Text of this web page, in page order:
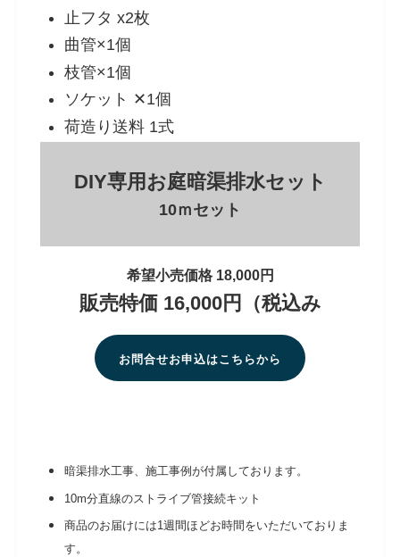
止フタ x2枚
曲管×1個
枝管×1個
ソケット ✕1個
荷造り送料 1式
DIY専用お庭暗渠排水セット
10ｍセット
希望小売価格 18,000円
販売特価 16,000円（税込み
お問合せお申込はこちらから
暗渠排水工事、施工事例が付属しております。
10m分直線のストライブ管接続キット
商品のお届けには1週間ほどお時間をいただいておりま
す。